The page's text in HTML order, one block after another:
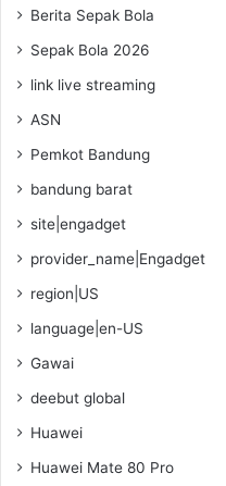
Berita Sepak Bola
Sepak Bola 2026
link live streaming
ASN
Pemkot Bandung
bandung barat
site|engadget
provider_name|Engadget
region|US
language|en-US
Gawai
deebut global
Huawei
Huawei Mate 80 Pro